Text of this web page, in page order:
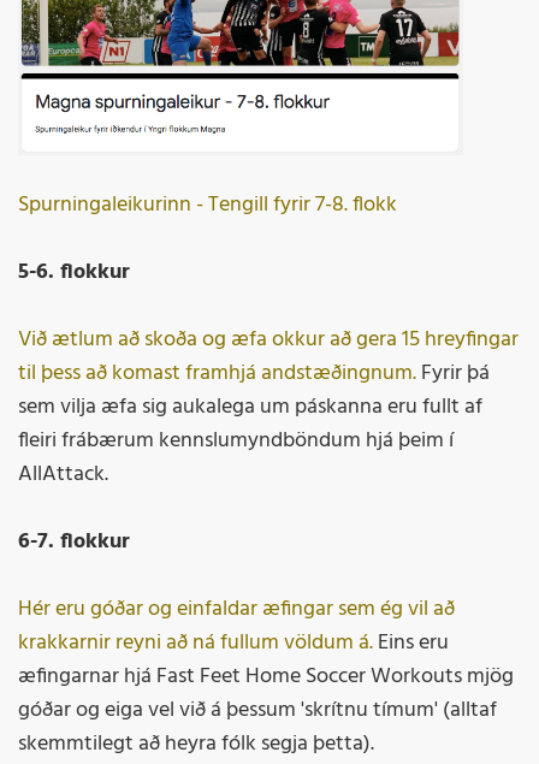
Spurningaleikurinn - Tengill fyrir 7-8. flokk
5-6. flokkur
Við ætlum að skoða og æfa okkur að gera 15 hreyfingar
til þess að komast framhjá andstæðingnum.Fyrir þá
sem vilja æfa sig aukalega um páskanna eru fullt af
fleiri frábærum kennslumyndböndum hjá þeim í
AllAttack.
6-7. flokkur
Hér eru góðar og einfaldar æfingar sem ég vil að
krakkarnir reyni að ná fullum völdum á.Eins eru
æfingarnar hjá Fast Feet Home Soccer Workouts mjög
góðar og eiga vel við á þessum 'skrítnu tímum' (alltaf
skemmtilegt að heyra fólk segja þetta).